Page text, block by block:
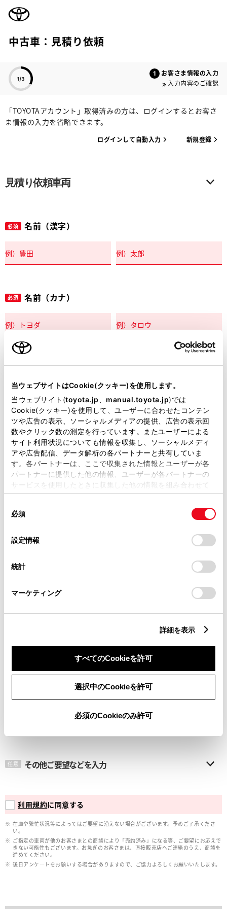
当ウェブサイトはCookie(クッキー)を使用します。
当ウェブサイト(toyota.jp manual.toyota.jp)では
Cookie(クッキー)を使用して、ユーザーに合わせたコンテン
ツや広告の表示、ソーシャルメディアの提供、広告の表示回
数やクリック数の測定を行っています。またユーザーによる
サイト利用状況についても情報を収集し、ソーシャルメディ
アや広告配信、データ解析の各パートナーと共有していま
す。各パートナーは、ここで収集された情報とユーザーが各
パートナーに提供した他の情報、ユーザーが各パートナーの
サービスを使用したときに収集した他の情報を組み合わせて
使用することがあります。当ウェブサイトの使用を続行する
デバイスにすべてのCookie(クッキー)が保存されることに同
意したことになります。Cookie(クッキー)のオプトアウト、
設定の変更、同意を撤回したりするにあたっては、当社の
「Cookie（クッキー）情報の取り扱いについて
」をご覧くだ
必須
設定情報
統計
マーケティング
詳細を表示
すべてのCookieを許可
選択中のCookieを許可
必須のCookieのみ許可
中古車：見積り依頼
お客さま情報の入力
入力内容のご確認
「TOYOTAアカウント」取得済みの方は、ログインするとお客さ
ま情報の入力を省略できます。
ログインして自動入力 新規登録
見積り依頼車両
必須 名前（漢字）
必須 名前（カナ）
郵便番号
住所自動入力
必須 都道府県
市区町村名
メールアドレス
任意 その他ご要望などを入力
利用規約に同意する
在庫や繁忙状況等によってはご要望に沿えない場合がございます。予めご了承くださ
い。
ご指定の車両が他のお客さまとの商談により「売約済み」になる等、ご要望にお応えで
きない可能性もございます。お急ぎのお客さまは、直接販売店へご連絡のうえ、商談を
進めてください。
後日アンケ―トをお願いする場合がありますので、ご協力よろしくお願いいたします。